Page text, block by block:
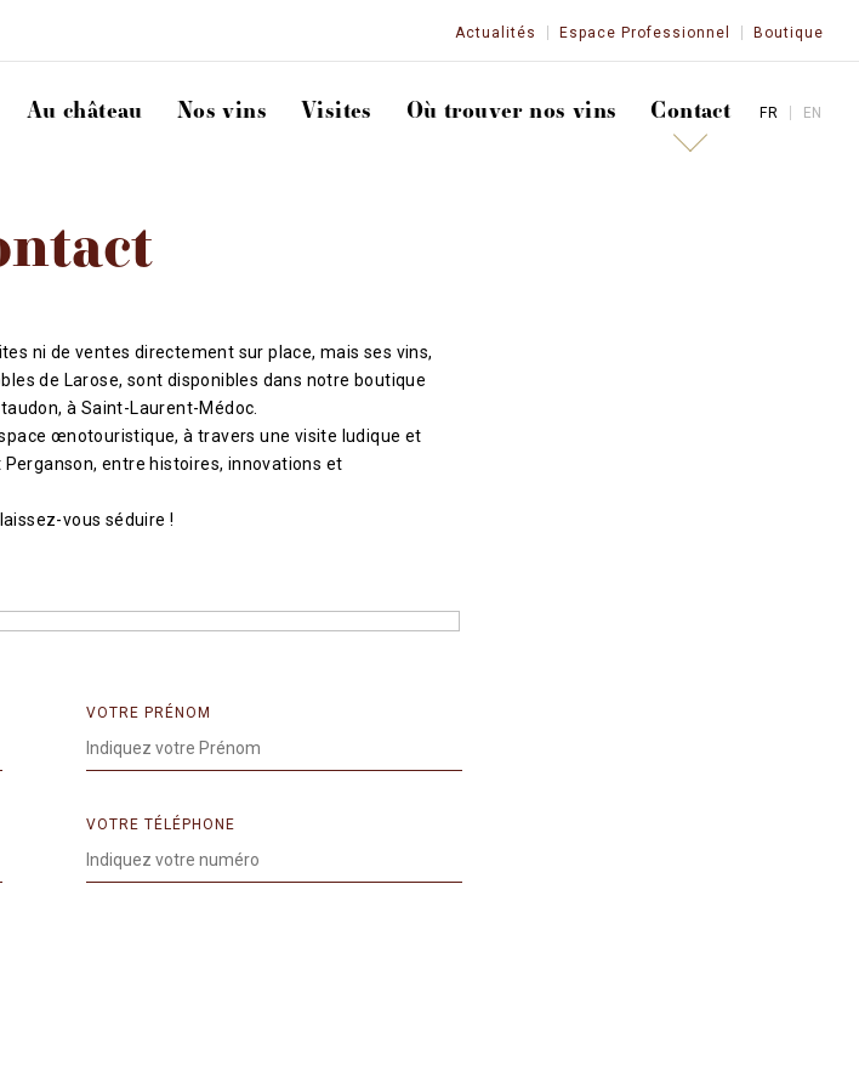
Actualités Espace Professionnel Boutique
Au château Nos vins Visites Où trouver nos vins Contact FR EN
ni de ventes directement sur place, mais ses vins,
de Larose, sont disponibles dans notre boutique
à Saint-Laurent-Médoc.
œnotouristique, à travers une visite ludique et
entre histoires, innovations et
vous séduire !
VOTRE PRÉNOM
VOTRE TÉLÉPHONE